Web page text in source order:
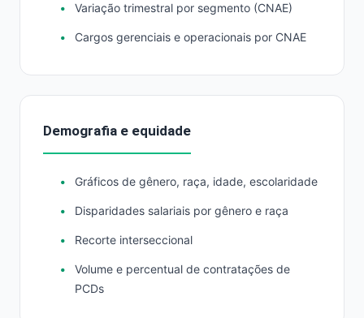
Variação trimestral por segmento (CNAE)
Cargos gerenciais e operacionais por CNAE
Demografia e equidade
Gráficos de gênero, raça, idade, escolaridade
Disparidades salariais por gênero e raça
Recorte interseccional
Volume e percentual de contratações de
PCDs